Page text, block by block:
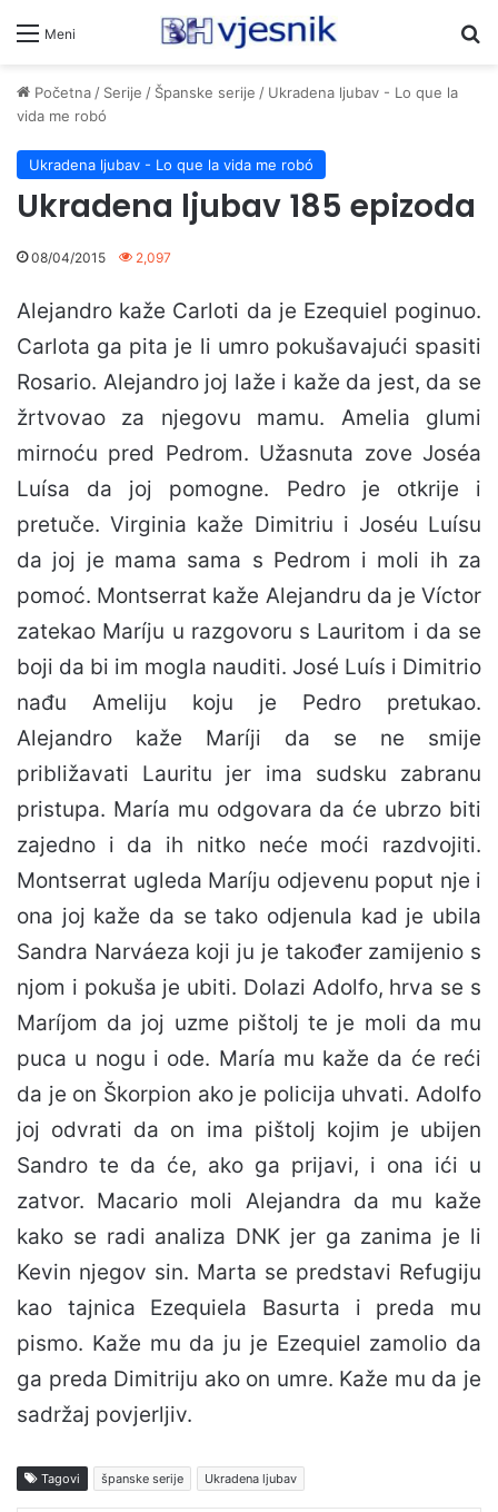
Meni
Početna/ Serije / Španske serije / Ukradena ljubav - Lo que la
vida me robó
Ukradena ljubav - Lo que la vida me robó
Ukradena ljubav 185 epizoda
08/04/2015 2,097
Alejandro kaže Carloti da je Ezequiel poginuo.
Carlota ga pita je li umro pokušavajući spasiti
Rosario. Alejandro joj laže i kaže da jest, da se
žrtvovao za njegovu mamu. Amelia glumi
mirnoću pred Pedrom. Užasnuta zove Joséa
Luísa da joj pomogne. Pedro je otkrije i
pretuče. Virginia kaže Dimitriu i Joséu Luísu
da joj je mama sama s Pedrom i moli ih za
pomoć. Montserrat kaže Alejandru da je Víctor
zatekao Maríju u razgovoru s Lauritom i da se
boji da bi im mogla nauditi. José Luís i Dimitrio
nađu Ameliju koju je Pedro pretukao.
Alejandro kaže Maríji da se ne smije
približavati Lauritu jer ima sudsku zabranu
pristupa. María mu odgovara da će ubrzo biti
zajedno i da ih nitko neće moći razdvojiti.
Montserrat ugleda Maríju odjevenu poput nje i
ona joj kaže da se tako odjenula kad je ubila
Sandra Narváeza koji ju je također zamijenio s
njom i pokuša je ubiti. Dolazi Adolfo, hrva se s
Maríjom da joj uzme pištolj te je moli da mu
puca u nogu i ode. María mu kaže da će reći
da je on Škorpion ako je policija uhvati. Adolfo
joj odvrati da on ima pištolj kojim je ubijen
Sandro te da će, ako ga prijavi, i ona ići u
zatvor. Macario moli Alejandra da mu kaže
kako se radi analiza DNK jer ga zanima je li
Kevin njegov sin. Marta se predstavi Refugiju
kao tajnica Ezequiela Basurta i preda mu
pismo. Kaže mu da ju je Ezequiel zamolio da
ga preda Dimitriju ako on umre. Kaže mu da je
sadržaj povjerljiv.
Tagovi španske serije Ukradena ljubav